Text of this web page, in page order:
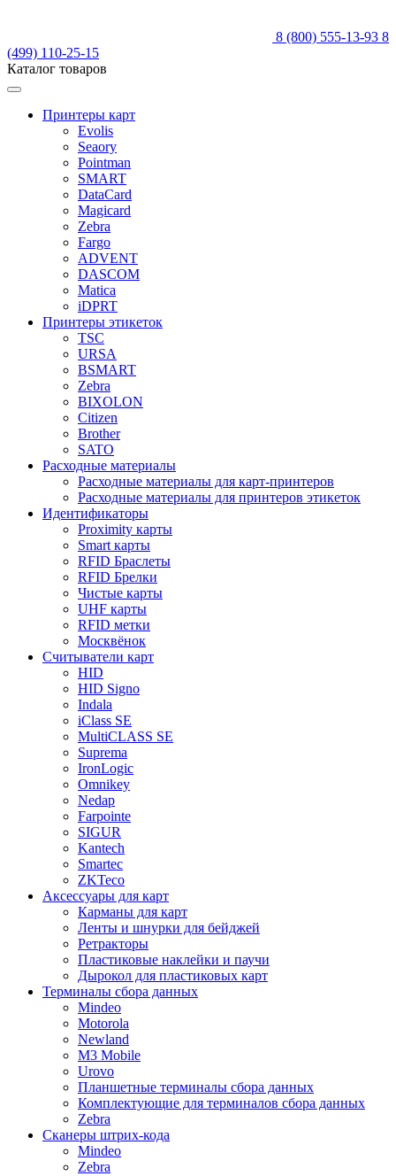
8 (800) 555-13-93 8
(499) 110-25-15
Каталог товаров
Принтеры карт
Evolis
Seaory
Pointman
SMART
DataCard
Magicard
Zebra
Fargo
ADVENT
DASCOM
Matica
iDPRT
Принтеры этикеток
TSC
URSA
BSMART
Zebra
BIXOLON
Citizen
Brother
SATO
Расходные материалы
Расходные материалы для карт-принтеров
Расходные материалы для принтеров этикеток
Идентификаторы
Proximity карты
Smart карты
RFID Браслеты
RFID Брелки
Чистые карты
UHF карты
RFID метки
Москвёнок
Считыватели карт
HID
HID Signo
Indala
iClass SE
MultiCLASS SE
Suprema
IronLogic
Omnikey
Nedap
Farpointe
SIGUR
Kantech
Smartec
ZKTeco
Аксессуары для карт
Карманы для карт
Ленты и шнурки для бейджей
Ретракторы
Пластиковые наклейки и паучи
Дырокол для пластиковых карт
Терминалы сбора данных
Mindeo
Motorola
Newland
M3 Mobile
Urovo
Планшетные терминалы сбора данных
Комплектующие для терминалов сбора данных
Zebra
Сканеры штрих-кода
Mindeo
Zebra